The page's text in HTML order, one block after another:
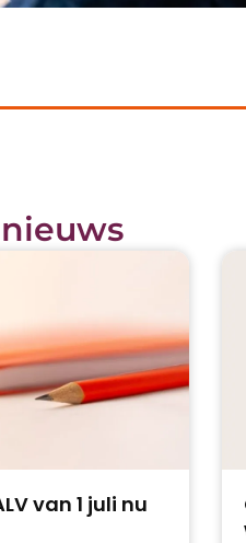
van 1 juli nu